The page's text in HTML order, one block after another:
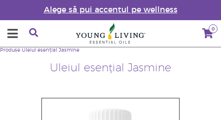
Alege să pui accentul pe wellness
0
Uleiul esențial Jasmine
Produse Uleiul esențial Jasmine